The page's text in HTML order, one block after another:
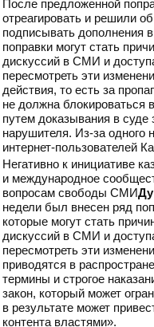
После предложенной
отреагировать и решили
подписывать дополнения
поправки могут стать
дискуссий в СМИ и
пересмотреть эти
действия, то есть за
не должна блокироваться
путем доказывания в суде
нарушителя. Из-за
интернет-пользователей
Негативно к инициативе
и международное
вопросам свободы СМИ
недели был внесен ряд
которые могут стать
дискуссий в СМИ и
пересмотреть эти
приводятся в
термины и строгое
закон, который может
в результате может
контента властями».